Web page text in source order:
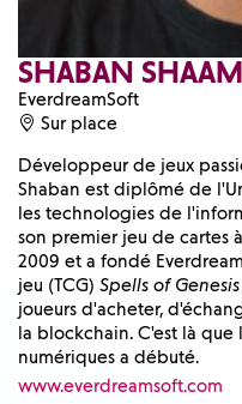
SHABAN
EverdreamSoft
Sur place
Développeur de jeux
Shaban est diplômé de
les technologies de
son premier jeu de cartes
2009 et a fondé
jeu (TCG) Spells of Genesis
joueurs d'acheter,
la blockchain. C'est là
numériques a débuté.
www.everdreamsoft.com